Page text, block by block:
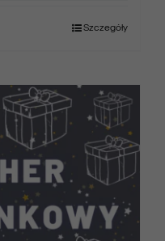
Szczegóły